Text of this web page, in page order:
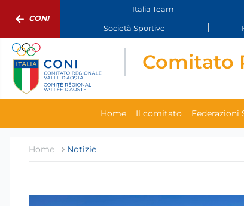
CONI
Italia Team
Società Sportive
Comitato
Home Il comitato Federazioni
Home Notizie